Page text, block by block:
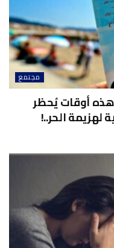
مجتمع
أوقات يُحظر
الحر..!